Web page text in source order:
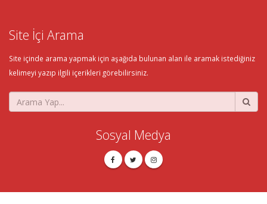
Site İçi Arama
Site içinde arama yapmak için aşağıda bulunan alan ile aramak istediğiniz
kelimeyi yazıp ilgili içerikleri görebilirsiniz.
Sosyal Medya